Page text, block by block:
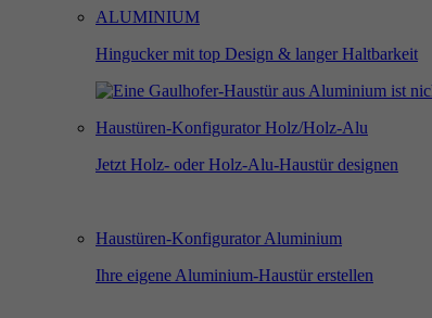
ALUMINIUM
Hingucker mit top Design & langer Haltbarkeit
Haustüren-Konfigurator Holz/Holz-Alu
Jetzt Holz- oder Holz-Alu-Haustür designen
Haustüren-Konfigurator Aluminium
Ihre eigene Aluminium-Haustür erstellen